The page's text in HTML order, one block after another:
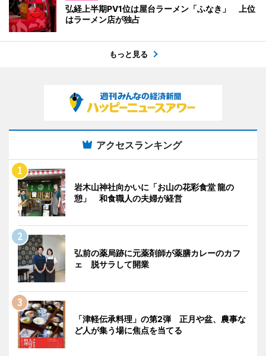
弘経上半期PV1位は屋台ラーメン「ふなき」 上位
はラーメン店が独占
もっと見る
アクセスランキング
岩木山神社向かいに「お山の花彩食堂 龍の
憩」 和食職人の夫婦が経営
弘前の薬局跡に元薬剤師が薬膳カレーのカフ
ェ 脱サラして開業
「津軽伝承料理」の第2弾 正月や盆、農事な
ど人が集う場に焦点を当てる